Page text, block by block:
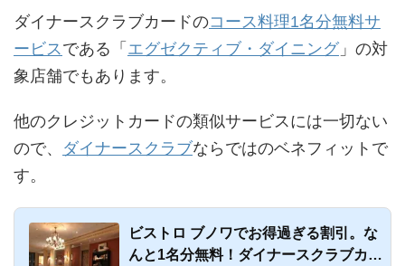
ダイナースクラブカードのコース料理1名分無料サ
ービス である「 エグゼクティブ・ダイニング」の対
象店舗でもあります。
他のクレジットカードの類似サービスには一切ない
ので、 ダイナースクラブならではのベネフィットで
す。
ビストロ ブノワでお得過ぎる割引。な
んと1名分無料！ダイナースクラブカー